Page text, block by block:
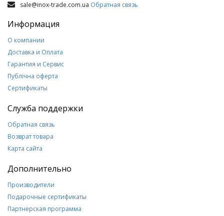
sale@inox-trade.com.ua Обратная связь
Информация
О компании
Доставка и Оплата
Гарантия и Сервис
Публічна оферта
Сертификаты
Служба поддержки
Обратная связь
Возврат товара
Карта сайта
Дополнительно
Производители
Подарочные сертификаты
Партнерская программа